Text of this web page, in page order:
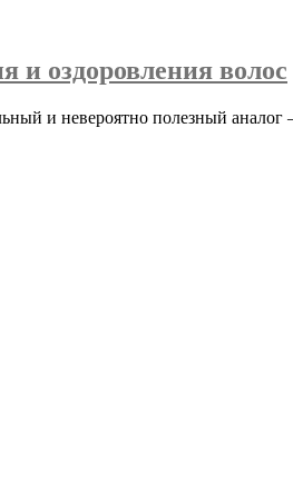
и оздоровления волос
и невероятно полезный